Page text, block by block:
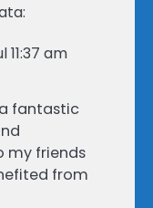
11:37 am
fantastic
my friends
from